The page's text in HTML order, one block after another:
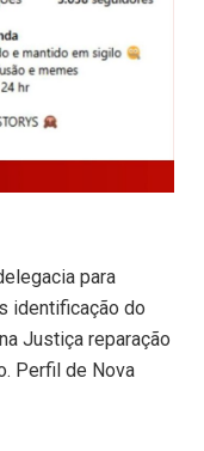
para
identificação do
Justiça reparação
Perfil de Nova